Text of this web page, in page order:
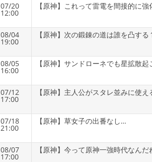
07/20
12:00
【原神】これって雷電を間接的に
08/04
19:00
【原神】次の鍛錬の道は誰を凸する
08/05
16:00
【原神】サンドローネでも星拡散起
07/12
17:00
【原神】主人公がスタレ並みに使え
07/18
21:00
【原神】草女子の出番なし…
08/07
17:00
【原神】今って原神一強時代なんだ